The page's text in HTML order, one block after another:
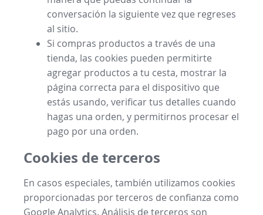
conversación la siguiente vez que regreses
al sitio.
Si compras productos a través de una
tienda, las cookies pueden permitirte
agregar productos a tu cesta, mostrar la
página correcta para el dispositivo que
estás usando, verificar tus detalles cuando
hagas una orden, y permitirnos procesar el
pago por una orden.
Cookies de terceros
En casos especiales, también utilizamos cookies
proporcionadas por terceros de confianza como
Google Analytics. Análisis de terceros son